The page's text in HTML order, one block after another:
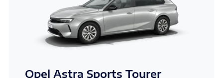
Opel Astra Sports Tourer